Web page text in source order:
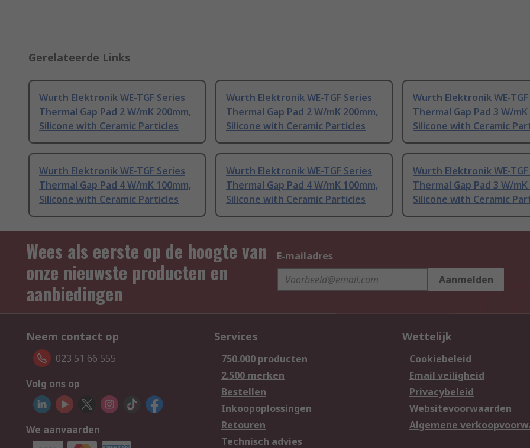
Gerelateerde Links
Wurth Elektronik WE-TGF Series
Thermal Gap Pad 2 W/mK 200mm,
Silicone with Ceramic Particles
Wurth Elektronik WE-TGF Series
Thermal Gap Pad 2 W/mK 200mm,
Silicone with Ceramic Particles
Wurth Elektronik WE-
Thermal Gap Pad 3 W/
Silicone with Ceramic
Wurth Elektronik WE-TGF Series
Thermal Gap Pad 4 W/mK 100mm,
Silicone with Ceramic Particles
Wurth Elektronik WE-TGF Series
Thermal Gap Pad 4 W/mK 100mm,
Silicone with Ceramic Particles
Wurth Elektronik WE-
Thermal Gap Pad 3 W/
Silicone with Ceramic
Wees als eerste op de hoogte van
onze nieuwste producten en
aanbiedingen
E-mailadres
Aanmelden
Neem contact op
023 51 66 555
Volg ons op
We aanvaarden
Services
750.000 producten
2.500 merken
Bestellen
Inkoopoplossingen
Retouren
Technisch advies
Wettelijk
Cookiebeleid
Email veiligheid
Privacybeleid
Websitevoorwaarden
Algemene